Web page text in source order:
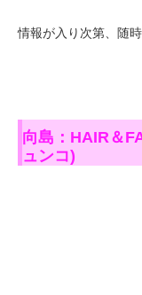
情報が入り次第、随
向島：HAIR＆
ュンコ)